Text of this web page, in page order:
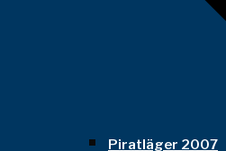
Piratläger 2007